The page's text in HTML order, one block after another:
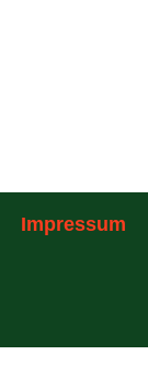
Impressum